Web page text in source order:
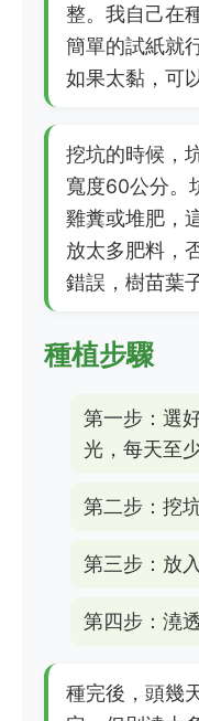
整。我自己在
簡單的試紙就
如果太黏，可
挖坑的時候，
寬度60公分。
雞糞或堆肥，
放太多肥料，
錯誤，樹苗葉
種植步驟
第一步：選
光，每天至
第二步：挖
第三步：放
第四步：澆透
種完後，頭幾